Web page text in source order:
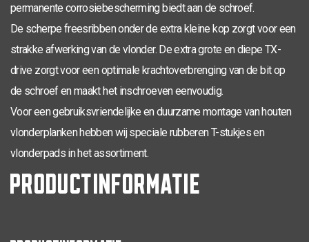
permanente corrosiebescherming biedt aan de schroef.
De scherpe freesribben onder de extra kleine kop zorgt voor een
strakke afwerking van de vlonder. De extra grote en diepe TX-
drive zorgt voor een optimale krachtoverbrenging van de bit op
de schroef en maakt het inschroeven eenvoudig.
Voor een gebruiksvriendelijke en duurzame montage van houten
vlonderplanken hebben wij speciale rubberen T-stukjes en
vlonderpads in het assortiment.
PRODUCTINFORMATIE